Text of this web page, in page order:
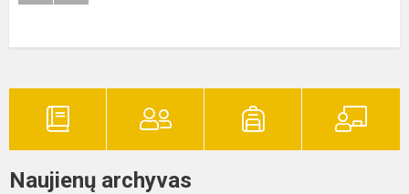
Naujienų archyvas